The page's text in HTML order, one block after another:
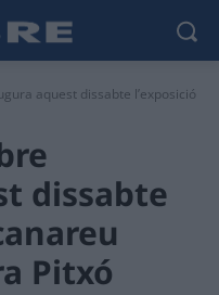
aquest dissabte l’exposició
dissabte
Pitxó